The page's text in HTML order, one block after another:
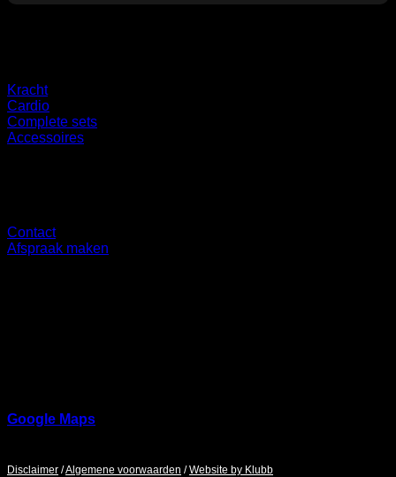
Kracht
Cardio
Complete sets
Accessoires
Contact
Afspraak maken
Google Maps
Disclaimer /Algemene voorwaarden /Website by Klubb